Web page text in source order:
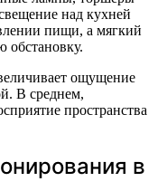
над кухней
пищи, а мягкий
обстановку.
ощущение
В среднем,
пространства
в